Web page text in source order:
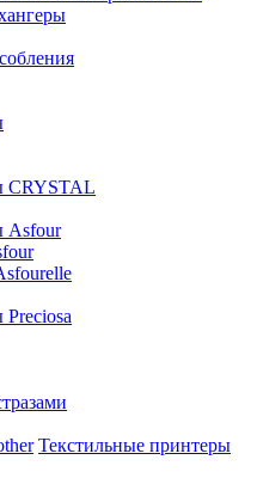
CRYSTAL
Asfour
Preciosa
Текстильные принтеры